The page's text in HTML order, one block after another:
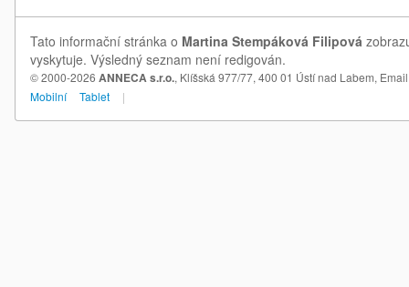
Tato informační stránka o Martina Stempáková Filipová
vyskytuje. Výsledný seznam není redigován.
© 2000-2026 ANNECA s.r.o., Klíšská 977/77, 400 01 Ústí nad Labem,
Mobilní
Tablet |